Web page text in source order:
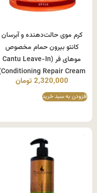
کرم موی حالت‌دهنده و آبرسان
کانتو بیرون حمام مخصوص
موهای فر (Cantu Leave-In
Conditioning Repair Cream)
2,320,000 تومان
افزودن به سبد خرید